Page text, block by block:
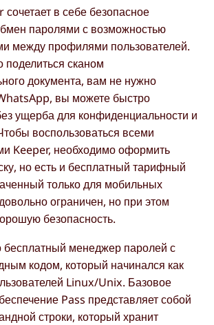
сочетает в себе безопасное
паролями с возможностью
между профилями пользователей.
сканом
документа, вам не нужно
вы можете быстро
ущерба для конфиденциальности и
воспользоваться всеми
Keeper, необходимо оформить
но есть и бесплатный тарифный
только для мобильных
ограничен, но при этом
безопасность.
бесплатный менеджер паролей с
кодом, который начинался как
Linux/Unix. Базовое
Pass представляет собой
строки, который хранит